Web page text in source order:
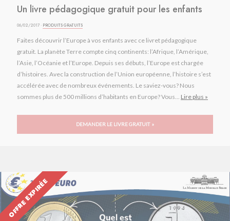
Un livre pédagogique gratuit pour les enfants
06/02/2017 · PRODUITS GRATUITS
Faites découvrir l’Europe à vos enfants avec ce livret pédagogique
gratuit. La planète Terre compte cinq continents: l’Afrique, l’Amérique,
l’Asie, l’Océanie et l’Europe. Depuis ses débuts, l’Europe est chargée
d’histoires. Avec la construction de l’Union européenne, l’histoire s’est
accélérée avec de nombreux événements. Le saviez-vous? Nous
sommes plus de 500 millions d’habitants en Europe? Vous... Lire plus »
DEMANDER LE LIVRE GRATUIT »
OFFRE EXPIRÉE